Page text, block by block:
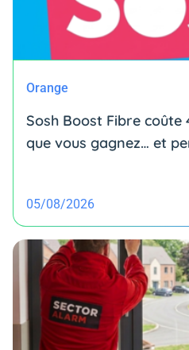
Orange
Sosh Boost Fibre coûte
que vous gagnez… et
05/08/2026